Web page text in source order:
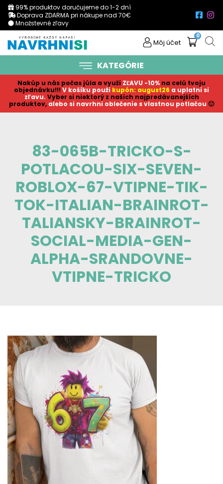
99% produktov doručujeme do 1-2 dní
Doprava ZDARMA pri nákupe nad 70€
Množstevné zľavy
Môj účet
0
KATEGÓRIE
Nakúp u nás počas júla a využi ZĽAVU -10% na celú tvoju
objednávku!!! V košíku použi kupón: august26 a uplatni si
zľavu. Vyber si niektorý z našich najpredávanejších
produktov, alebo si navrhni oblečenie s vlastnou potlačou 🙂
83-065B-TRICKO-S-
POTLACOU-SIX-SEVEN-
ROBLOX-67-VTIPNE-TIK-
TOK-ITALIAN-BRAINROT-
TALIANSKY-BRAINROT-
SOCIAL-MEDIA-GEN-
ALPHA-SRANDOVNE-
VTIPNE-TRICKO